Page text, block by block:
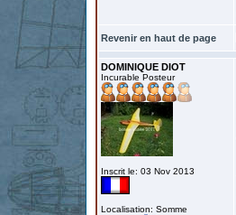
Revenir en haut de page
DOMINIQUE DIOT
Incurable Posteur
Inscrit le: 03 Nov 2013
Localisation: Somme